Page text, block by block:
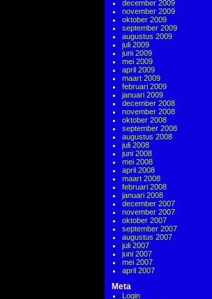
december 2009
november 2009
oktober 2009
september 2009
augustus 2009
juli 2009
juni 2009
mei 2009
april 2009
maart 2009
februari 2009
januari 2009
december 2008
november 2008
oktober 2008
september 2008
augustus 2008
juli 2008
juni 2008
mei 2008
april 2008
maart 2008
februari 2008
januari 2008
december 2007
november 2007
oktober 2007
september 2007
augustus 2007
juli 2007
juni 2007
mei 2007
april 2007
Meta
Login